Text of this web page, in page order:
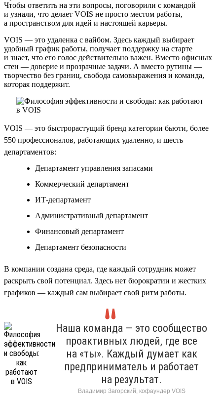
Чтобы ответить на эти вопросы, поговорили с командой
и узнали, что делает VOIS не просто местом работы,
а пространством для идей и настоящей карьеры.
VOIS — это удаленка с вайбом. Здесь каждый выбирает
удобный график работы, получает поддержку на старте
и знает, что его голос действительно важен. Вместо офисных
стен — доверие и прозрачные задачи. А вместо рутины —
творчество без границ, свобода самовыражения и команда,
которая поддержит.
VOIS — это быстрорастущий бренд категории бьюти, более
550 профессионалов, работающих удаленно, и шесть
департаментов:
Департамент управления запасами
Коммерческий департамент
ИТ-департамент
Административный департамент
Финансовый департамент
Департамент безопасности
В компании создана среда, где каждый сотрудник может
раскрыть свой потенциал. Здесь нет бюрократии и жестких
графиков — каждый сам выбирает свой ритм работы.
Наша команда — это сообщество
проактивных людей, где все
на «ты». Каждый думает как
предприниматель и работает
на результат.
Владимир Загорский, кофаундер VOIS